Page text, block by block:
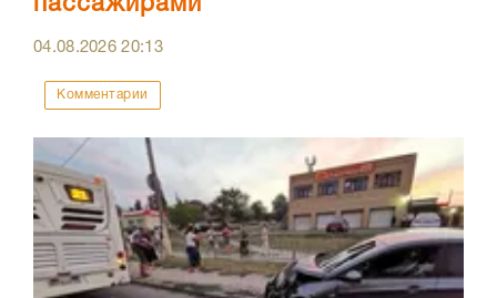
пассажирами
04.08.202620:13
Комментарии